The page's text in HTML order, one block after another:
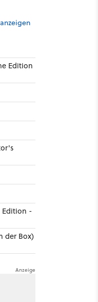
Edition
Edition -
der Box)